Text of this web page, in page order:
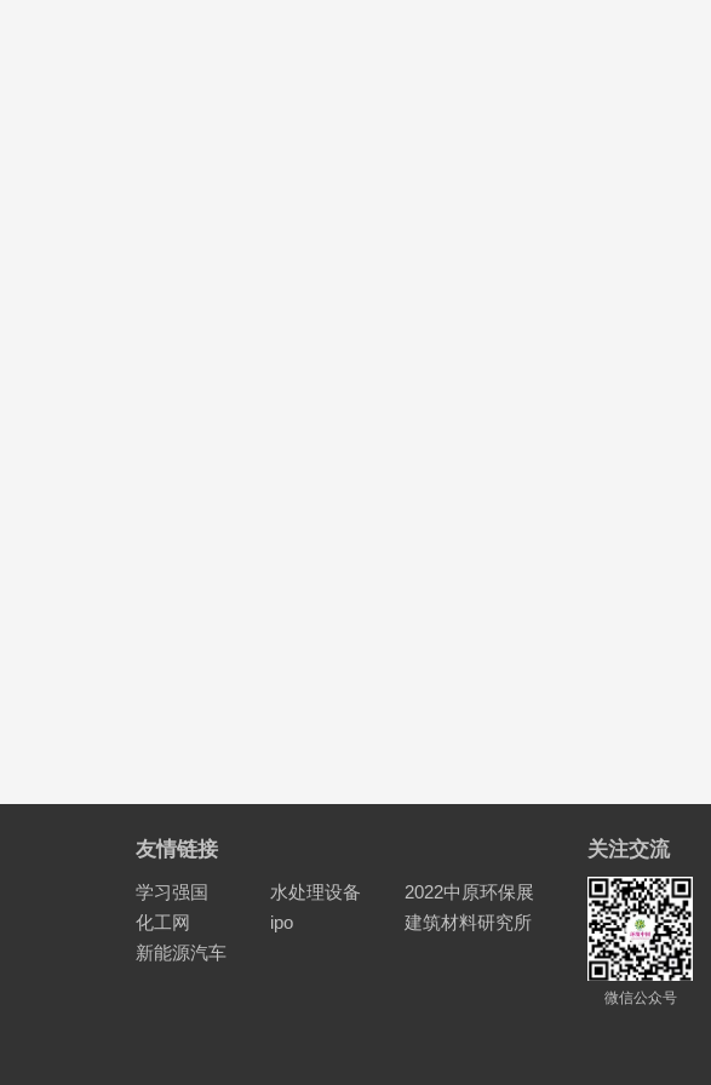
友情链接
学习强国 水处理设备
2022中原环保展
化工网
ipo
建筑材料研究所
新能源汽车
关注交流
微信公众号